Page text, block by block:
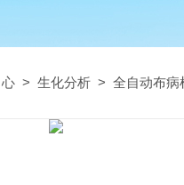
> 生化分析 > 全自动布病